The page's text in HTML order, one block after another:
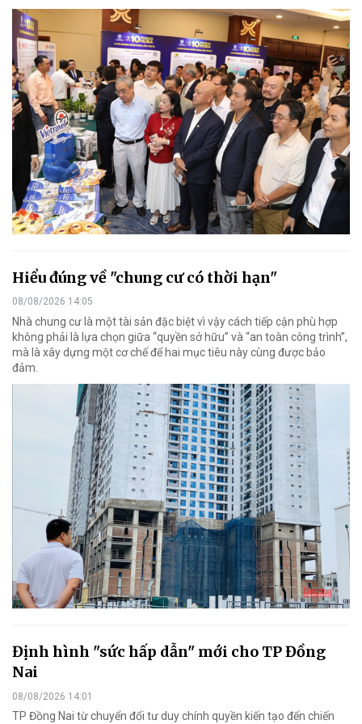
Hiểu đúng về "chung cư có thời hạn"
08/08/2026 14:05
Nhà chung cư là một tài sản đặc biệt vì vậy cách tiếp cận phù hợp
không phải là lựa chọn giữa “quyền sở hữu” và “an toàn công trình”,
mà là xây dựng một cơ chế để hai mục tiêu này cùng được bảo
đảm.
Định hình "sức hấp dẫn" mới cho TP Đồng
Nai
08/08/2026 14:01
TP Đồng Nai từ chuyển đổi tư duy chính quyền kiến tạo đến chiến